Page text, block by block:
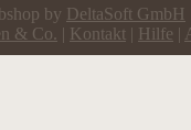
by DeltaSoft GmbH
& Co. | Kontakt | Hilfe |